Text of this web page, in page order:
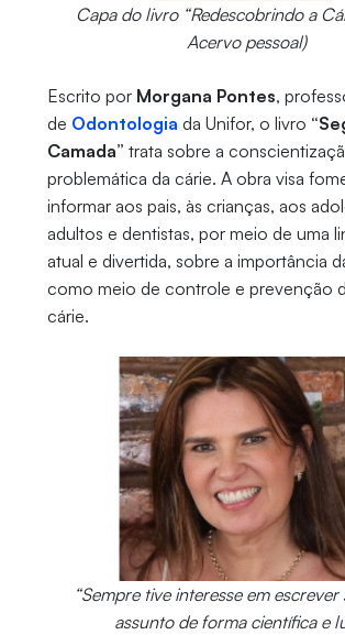
Capa do livro “Redescobrindo a
Acervo pessoal)
Escrito porMorgana Pontes,
de Odontologia da Unifor, o livro
Camada” trata sobre a
problemática da cárie. A obra visa
informar aos pais, às crianças, aos
adultos e dentistas, por meio de uma
atual e divertida, sobre a importância
como meio de controle e prevenção
cárie.
“Sempre tive interesse em escrever
assunto de forma científica e